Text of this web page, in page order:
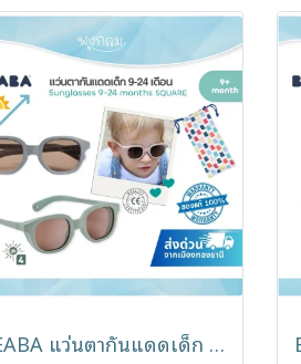
BEABA แว่นตากันแดดเด็ก Sunglasses รุ่น Square (9-24m)